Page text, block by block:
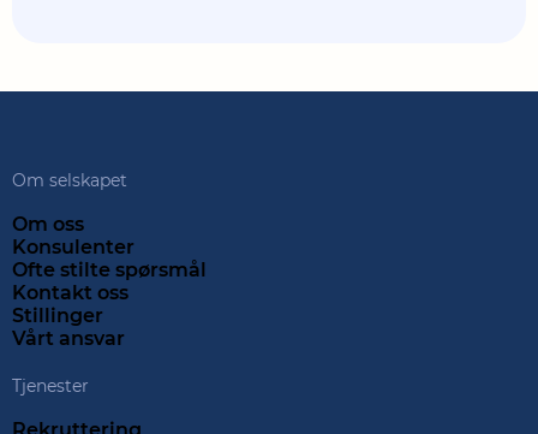
Om selskapet
Om oss
Konsulenter
Ofte stilte spørsmål
Kontakt oss
Stillinger
Vårt ansvar
Tjenester